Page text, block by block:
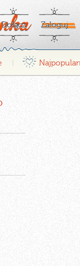
Dołącz Zaloguj
¤